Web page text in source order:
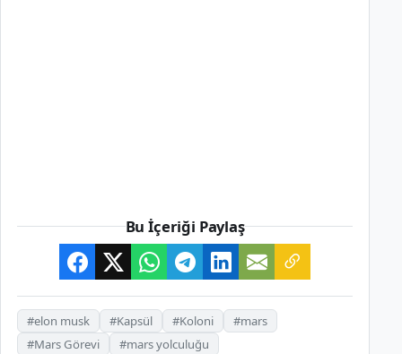
Bu İçeriği Paylaş
#elon musk #Kapsül #Koloni
#mars
#Mars Görevi
#mars yolculuğu